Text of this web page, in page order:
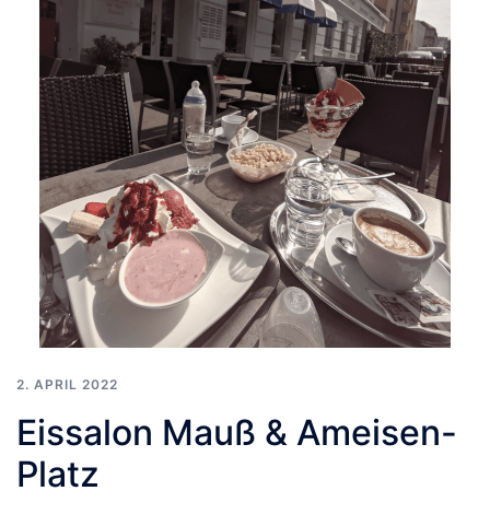
2. APRIL 2022
Eissalon Mauß & Ameisen-
Platz